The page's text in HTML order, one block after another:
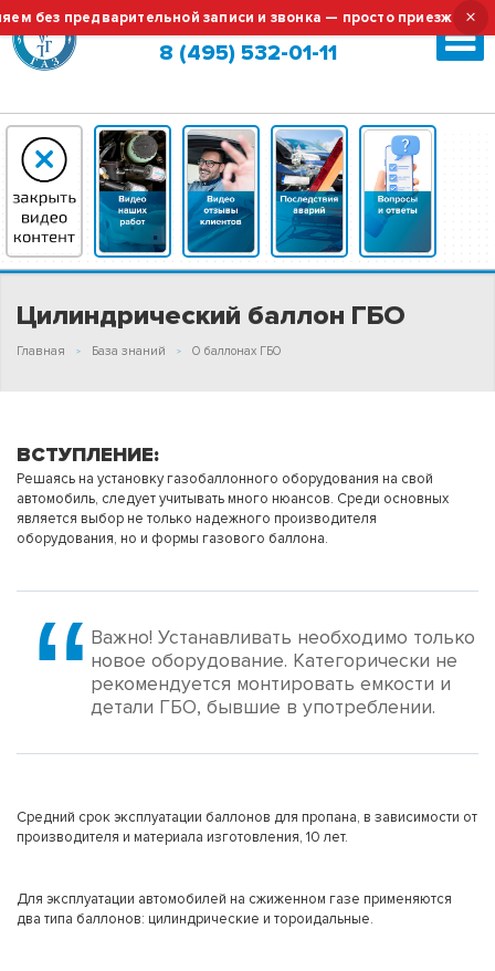
предварительной записи и звонка — просто приезжайте! ×
Москва (сменить город?)
8 (495) 532-01-11
Цилиндрический баллон ГБО
Главная База знаний О баллонах ГБО
ВСТУПЛЕНИЕ:
Решаясь на установку газобаллонного оборудования на свой
автомобиль, следует учитывать много нюансов. Среди основных
является выбор не только надежного производителя
оборудования, но и формы газового баллона.
Важно! Устанавливать необходимо только
новое оборудование. Категорически не
рекомендуется монтировать емкости и
детали ГБО, бывшие в употреблении.
Средний срок эксплуатации баллонов для пропана, в зависимости от
производителя и материала изготовления, 10 лет.
Для эксплуатации автомобилей на сжиженном газе применяются
два типа баллонов: цилиндрические и тороидальные.